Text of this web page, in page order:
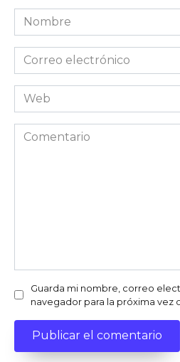
Nombre
*
Correo
electrónico
*Web
Comentario
Guarda mi nombre, correo
navegador para la próxima vez